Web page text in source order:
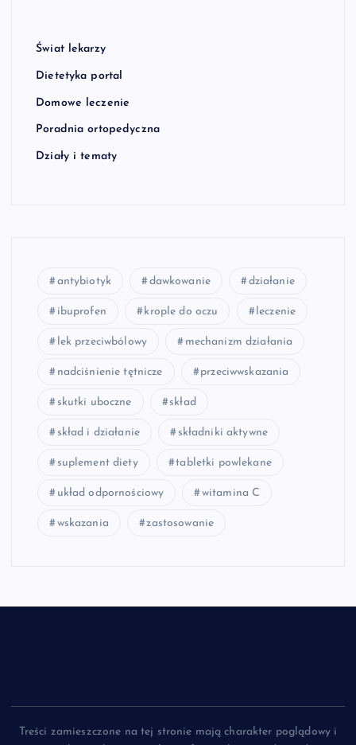
Świat lekarzy
Dietetyka portal
Domowe leczenie
Poradnia ortopedyczna
Działy i tematy
antybiotyk dawkowanie działanie
ibuprofen krople do oczu leczenie
lek przeciwbólowy mechanizm działania
nadciśnienie tętnicze przeciwwskazania
skutki uboczne skład
skład i działanie składniki aktywne
suplement diety tabletki powlekane
układ odpornościowy witamina C
wskazania zastosowanie
Treści zamieszczone na tej stronie mają charakter poglądowy i